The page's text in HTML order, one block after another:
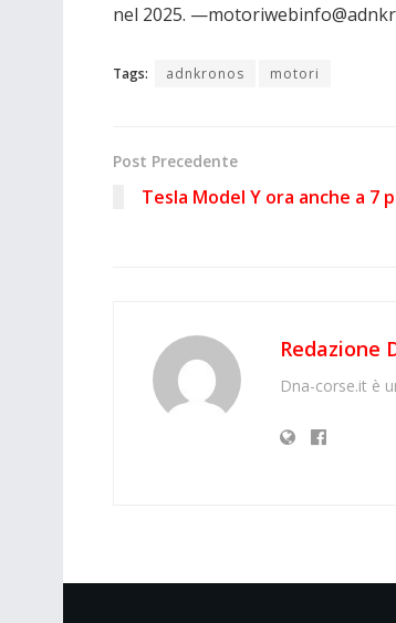
nel 2025.
Tags: adnkronos motori
Post Precedente
Tesla Model Y ora anche a 7
Redazione
Dna-corse.it è